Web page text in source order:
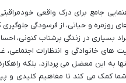
جامع برای درک واقعی
و حیاتی، از فرسودگی جلوگیری
بسیاری در زندگی پرشتاب کنونی،
خانوادگی و انتظارات اجتماعی،
به این معضل می پردازد، بلکه
کمک می کند تا مفاهیم کلیدی و